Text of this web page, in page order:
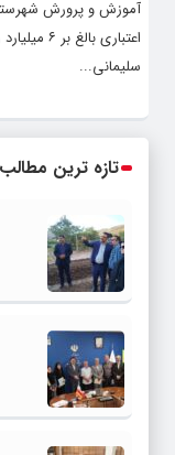
آموزش و پرورش شهرستان
اعتباری
سلیمانی...
تازه ترین مطالب